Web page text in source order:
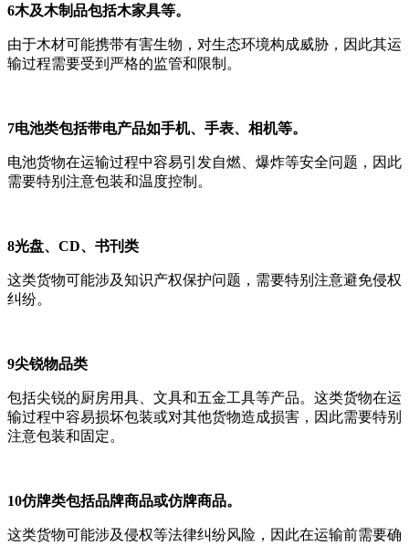
6木及木制品包括木家具等。
由于木材可能携带有害生物，对生态环境构成威胁，因此其运
输过程需要受到严格的监管和限制。
7电池类包括带电产品如手机、手表、相机等。
电池货物在运输过程中容易引发自燃、爆炸等安全问题，因此
需要特别注意包装和温度控制。
8光盘、CD、书刊类
这类货物可能涉及知识产权保护问题，需要特别注意避免侵权
纠纷。
9尖锐物品类
包括尖锐的厨房用具、文具和五金工具等产品。这类货物在运
输过程中容易损坏包装或对其他货物造成损害，因此需要特别
注意包装和固定。
10仿牌类包括品牌商品或仿牌商品。
这类货物可能涉及侵权等法律纠纷风险，因此在运输前需要确